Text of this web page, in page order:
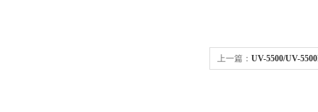
上一篇： UV-5500/UV-